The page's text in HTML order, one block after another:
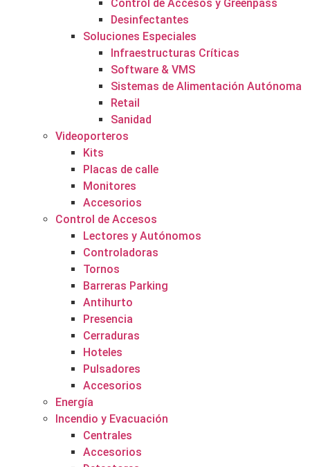
Control de Accesos y Greenpass
Desinfectantes
Soluciones Especiales
Infraestructuras Críticas
Software & VMS
Sistemas de Alimentación Autónoma
Retail
Sanidad
Videoporteros
Kits
Placas de calle
Monitores
Accesorios
Control de Accesos
Lectores y Autónomos
Controladoras
Tornos
Barreras Parking
Antihurto
Presencia
Cerraduras
Hoteles
Pulsadores
Accesorios
Energía
Incendio y Evacuación
Centrales
Accesorios